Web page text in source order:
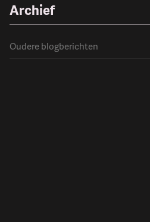
Archief
Oudere blogberichten